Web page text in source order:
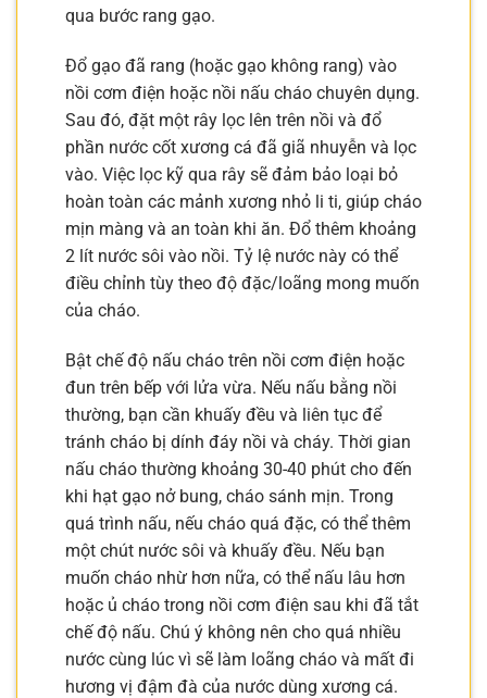
qua bước rang gạo.
Đổ gạo đã rang (hoặc gạo không rang) vào
nồi cơm điện hoặc nồi nấu cháo chuyên dụng.
Sau đó, đặt một rây lọc lên trên nồi và đổ
phần nước cốt xương cá đã giã nhuyễn và lọc
vào. Việc lọc kỹ qua rây sẽ đảm bảo loại bỏ
hoàn toàn các mảnh xương nhỏ li ti, giúp cháo
mịn màng và an toàn khi ăn. Đổ thêm khoảng
2 lít nước sôi vào nồi. Tỷ lệ nước này có thể
điều chỉnh tùy theo độ đặc/loãng mong muốn
của cháo.
Bật chế độ nấu cháo trên nồi cơm điện hoặc
đun trên bếp với lửa vừa. Nếu nấu bằng nồi
thường, bạn cần khuấy đều và liên tục để
tránh cháo bị dính đáy nồi và cháy. Thời gian
nấu cháo thường khoảng 30-40 phút cho đến
khi hạt gạo nở bung, cháo sánh mịn. Trong
quá trình nấu, nếu cháo quá đặc, có thể thêm
một chút nước sôi và khuấy đều. Nếu bạn
muốn cháo nhừ hơn nữa, có thể nấu lâu hơn
hoặc ủ cháo trong nồi cơm điện sau khi đã tắt
chế độ nấu. Chú ý không nên cho quá nhiều
nước cùng lúc vì sẽ làm loãng cháo và mất đi
hương vị đậm đà của nước dùng xương cá.